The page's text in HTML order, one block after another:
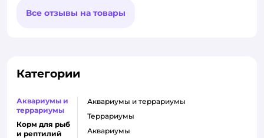
Все отзывы на товары
Категории
Аквариумы и
террариумы
Корм для рыб
и рептилий
аквариумы и террариумы
террариумы
аквариумы